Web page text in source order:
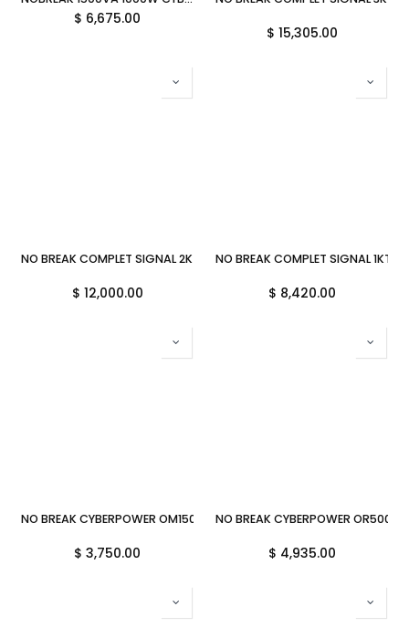
$ 6,675.00
$ 15,305.00
NO BREAK COMPLET SIGNAL 2KT120M 2000VA 2000W UPS-1-092 11M
$ 12,000.00
NO BREAK COMPLET SIGNAL
$ 8,420.00
NO BREAK CYBERPOWER OM1500ATLCDA 1500VA 750W 27MIN 8C
$ 3,750.00
NO BREAK CYBERPOWER
$ 4,935.00